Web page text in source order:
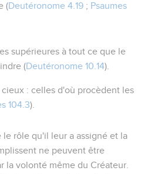
(Deutéronome 4.19 ; Psaumes
supérieures à tout ce que le
(Deutéronome 10.14).
cieux : celles d'où procèdent les
104.3).
le rôle qu'il leur a assigné et la
ne peuvent être
la volonté même du Créateur.